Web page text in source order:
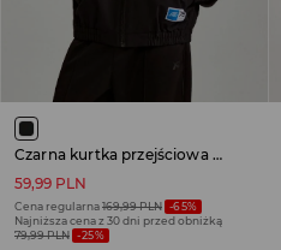
Czarna kurtka przejściowa w sportowym stylu
59,99 PLN
Cena regularna169,99 PLN -65%
Najniższa cena z 30 dni przed obniżką
79,99 PLN -25%